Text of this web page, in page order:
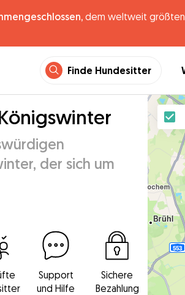
dem weltweit größten
Finde Hundesitter
der sich um
Support
und Hilfe
Sichere
Bezahlung